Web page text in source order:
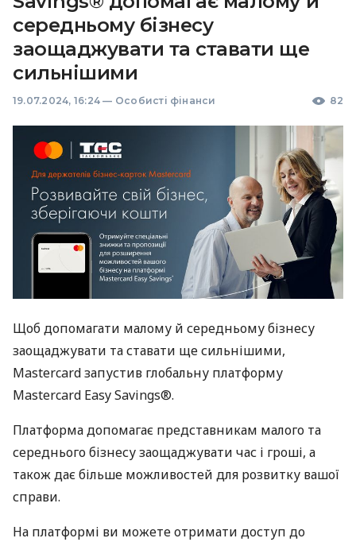
середньому бізнесу
заощаджувати та ставати ще
сильнішими
19.07.2024, 16:24 — Особисті фінанси 82
Щоб допомагати малому й середньому бізнесу
заощаджувати та ставати ще сильнішими,
Mastercard запустив глобальну платформу
Mastercard Easy Savings®.
Платформа допомагає представникам малого та
середнього бізнесу заощаджувати час і гроші, а
також дає більше можливостей для розвитку вашої
справи.
На платформі ви можете отримати доступ до